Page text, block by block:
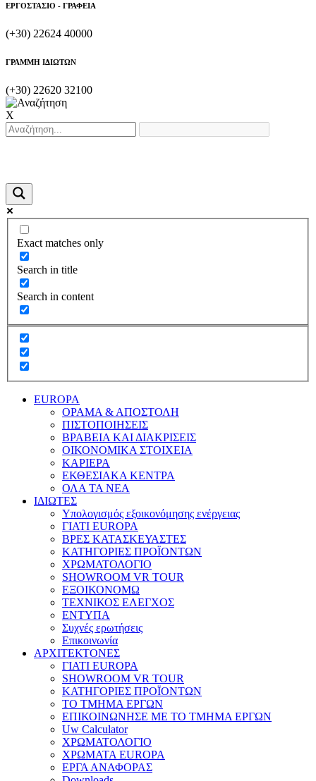
ΕΡΓΟΣΤΑΣΙΟ - ΓΡΑΦΕΙΑ
(+30) 22624 40000
ΓΡΑΜΜΗ ΙΔΙΩΤΩΝ
(+30) 22620 32100
X
Exact matches only
Search in title
Search in content
EUROPA
ΟΡΑΜΑ & ΑΠΟΣΤΟΛΗ
ΠΙΣΤΟΠΟΙΗΣΕΙΣ
ΒΡΑΒΕΙΑ ΚΑΙ ΔΙΑΚΡΙΣΕΙΣ
ΟΙΚΟΝΟΜΙΚΑ ΣΤΟΙΧΕΙΑ
ΚΑΡΙΕΡΑ
ΕΚΘΕΣΙΑΚΑ ΚΕΝΤΡΑ
ΟΛΑ ΤΑ ΝΕΑ
ΙΔΙΩΤΕΣ
Υπολογισμός εξοικονόμησης ενέργειας
ΓΙΑΤΙ EUROPA
ΒΡΕΣ ΚΑΤΑΣΚΕΥΑΣΤΕΣ
ΚΑΤΗΓΟΡΙΕΣ ΠΡΟΪΟΝΤΩΝ
ΧΡΩΜΑΤΟΛΟΓΙΟ
SHOWROOM VR TOUR
ΕΞΟΙΚΟΝΟΜΩ
ΤΕΧΝΙΚΟΣ ΕΛΕΓΧΟΣ
ΕΝΤΥΠΑ
Συχνές ερωτήσεις
Επικοινωνία
ΑΡΧΙΤΕΚΤΟΝΕΣ
ΓΙΑΤΙ EUROPA
SHOWROOM VR TOUR
ΚΑΤΗΓΟΡΙΕΣ ΠΡΟΪΟΝΤΩΝ
ΤΟ ΤΜΗΜΑ ΕΡΓΩΝ
​ΕΠΙΚΟΙΝΩΝΗΣΕ ΜΕ ΤΟ ΤΜΗΜΑ ΕΡΓΩΝ
Uw Calculator
ΧΡΩΜΑΤΟΛΟΓΙΟ
ΧΡΩΜΑΤΑ EUROPA
ΕΡΓΑ ΑΝΑΦΟΡΑΣ